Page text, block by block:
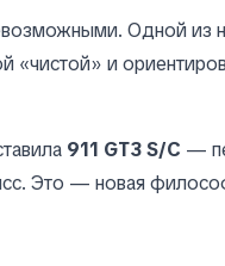
Одной из
«чистой» и
911 GT3 S/C —
Это — новая